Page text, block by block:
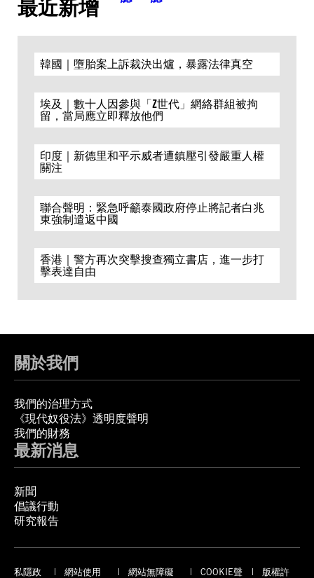
最近新增
韓國｜墮胎案上訴裁決出爐，暴露法律真空
埃及｜數十人因參與「Z世代」網絡群組被拘
留，當局應立即釋放他們
印度｜新德里和平示威者遭鎮壓引發嚴重人權
關注
聯合聲明：緊急呼籲泰國政府停止將記者白兆
東強制遣返中國
香港｜警方再次突擊搜查獨立書店，進一步打
擊表達自由
關於我們
我們的治理方式
《現代奴役法》透明度聲明
我們的財務
最新消息
新聞
倡議行動
研究報告
私隱政 網站使用 網站無障礙 COOKIE聲 版權許